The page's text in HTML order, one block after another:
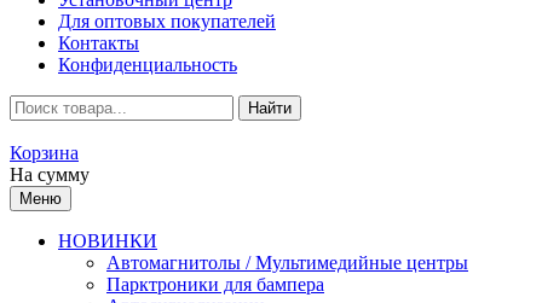
Для оптовых покупателей
Контакты
Конфиденциальность
Найти
Корзина
На сумму
Меню
НОВИНКИ
Автомагнитолы / Мультимедийные центры
Парктроники для бампера